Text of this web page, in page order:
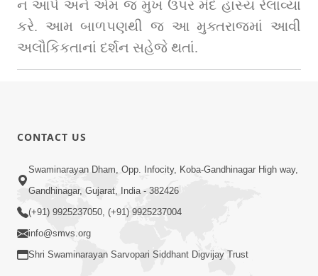
ન આપે અને એમ જ મુખ ઉપર મંદ હાસ્ય રેલાવ્યા
કરે. આમ બાળપણથી જ આ મુક્તરાજમાં આવી
અલૌકિકતાનાં દર્શન સહેજે થતાં.
CONTACT US
Swaminarayan Dham, Opp. Infocity, Koba-Gandhinagar High way,
Gandhinagar, Gujarat, India - 382426
(+91) 9925237050, (+91) 9925237004
info@smvs.org
Shri Swaminarayan Sarvopari Siddhant Digvijay Trust